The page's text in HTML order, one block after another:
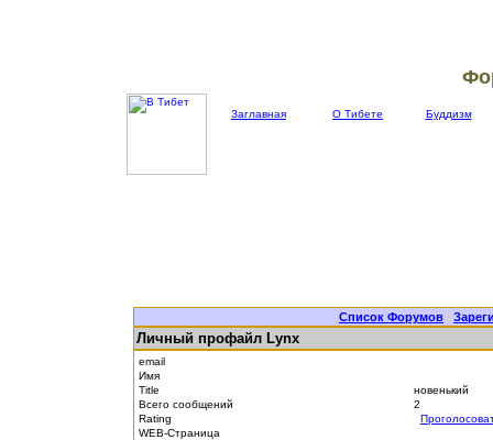
Заглавная О Тибете Буддизм
Список Форумов |
Личный профайл Lynx
email
Имя
Title
новенький
Всего сообщений
2
Rating
WEB-Страница